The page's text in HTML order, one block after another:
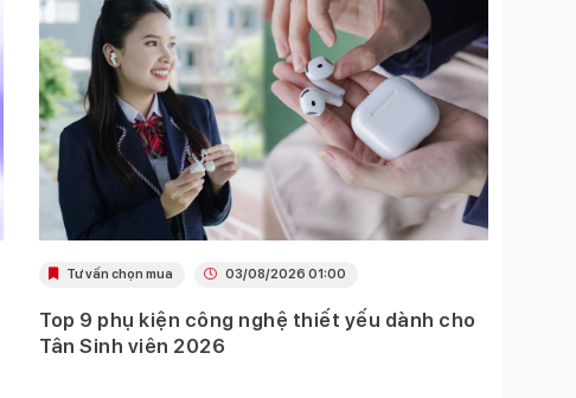
Tư vấn chọn mua 03/08/2026 01:00
Top 9 phụ kiện công nghệ thiết yếu dành cho
Tân Sinh viên 2026